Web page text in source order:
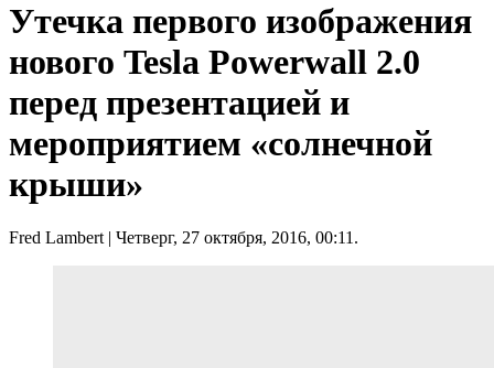
Утечка первого изображения
нового Tesla Powerwall 2.0
перед презентацией и
мероприятием «солнечной
крыши»
Fred Lambert| Четверг, 27 октября, 2016, 00:11.